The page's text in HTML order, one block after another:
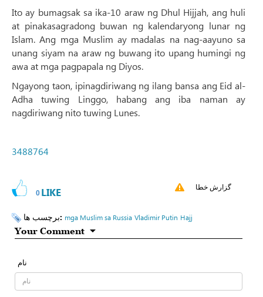
Ito ay bumagsak sa ika-10 araw ng Dhul Hijjah, ang huli
at pinakasagradong buwan ng kalendaryong lunar ng
Islam. Ang mga Muslim ay madalas na nag-aayuno sa
unang siyam na araw ng buwang ito upang humingi ng
awa at mga pagpapala ng Diyos.
Ngayong taon, ipinagdiriwang ng ilang bansa ang Eid al-
Adha tuwing Linggo, habang ang iba naman ay
nagdiriwang nito tuwing Lunes.
3488764
0 LIKE گزارش خطا
برچسب ها: mga Muslim sa Russia Vladimir Putin Hajj
Your Comment
نام